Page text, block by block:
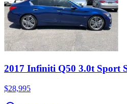
2017 Infiniti Q50 3.0t Sport
$28,995